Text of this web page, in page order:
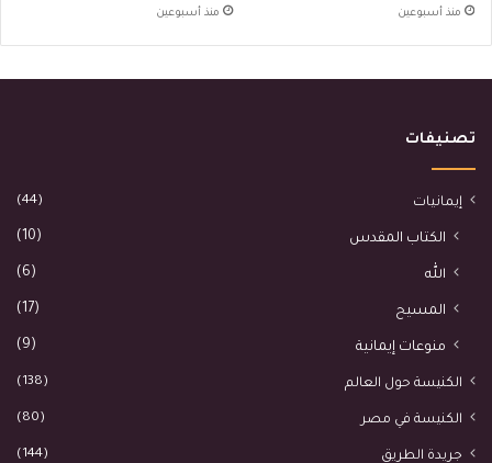
منذ أسبوعين منذ أسبوعين
تصنيفات
إيمانيات (44)
الكتاب المقدس (10)
الله (6)
المسيح (17)
منوعات إيمانية (9)
الكنيسة حول العالم (138)
الكنيسة في مصر (80)
جريدة الطريق (144)